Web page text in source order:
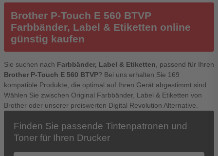
Brother P-Touch E 560 BTVP
Farbbänder, Label & Etiketten online
günstig kaufen
Sie suchen nach Farbbänder, Label & Etiketten, passend für Ihren
Brother P-Touch E 560 BTVP? Bei uns erhalten Sie 169
kompatible Produkte, die optimal auf Ihren Gerät abgestimmt sind.
Wählen Sie zwischen Original Farbbänder, Label & Etiketten von
Brother oder unserer preiswerten Digital Revolution Alternative.
Finden Sie passende Tintenpatronen und
Toner für Ihren Drucker